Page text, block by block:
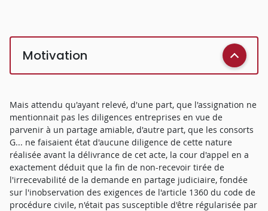
Motivation
Mais attendu qu'ayant relevé, d'une part, que l'assignation ne
mentionnait pas les diligences entreprises en vue de
parvenir à un partage amiable, d'autre part, que les consorts
G... ne faisaient état d'aucune diligence de cette nature
réalisée avant la délivrance de cet acte, la cour d'appel en a
exactement déduit que la fin de non-recevoir tirée de
l'irrecevabilité de la demande en partage judiciaire, fondée
sur l'inobservation des exigences de l'article 1360 du code de
procédure civile, n'était pas susceptible d'être régularisée par